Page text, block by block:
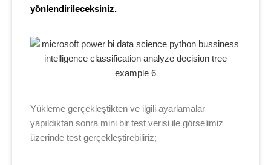
yönlendirileceksiniz.
Yükleme gerçekleştikten ve ilgili ayarlamalar
yapıldıktan sonra mini bir test verisi ile görselimiz
üzerinde test gerçekleştirebiliriz;